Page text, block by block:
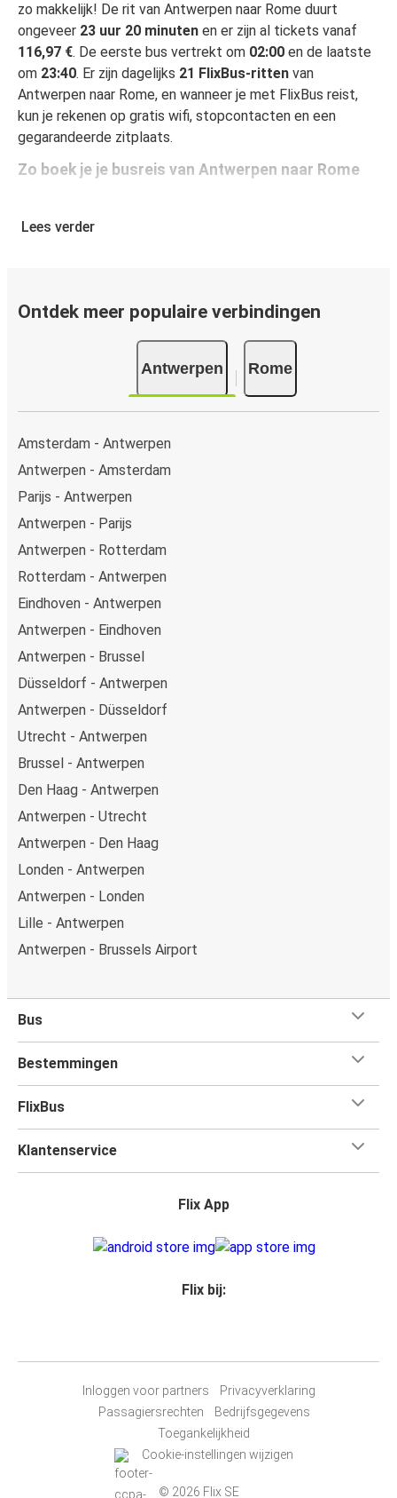
zo makkelijk! De rit van Antwerpen naar Rome duurt
ongeveer 23 uur 20 minuten en er zijn al tickets vanaf
116,97 €. De eerste bus vertrekt om 02:00 en de laatste
om 23:40. Er zijn dagelijks 21 FlixBus-ritten van
Antwerpen naar Rome, en wanneer je met FlixBus reist,
kun je rekenen op gratis wifi, stopcontacten en een
gegarandeerde zitplaats.
Zo boek je je busreis van Antwerpen naar Rome
website of in de gratis FlixBus-app. In enkele klikken is
(VISA/Mastercard/Maestro/Amex/Diners
Lees verder
Ontdek meer populaire verbindingen
Antwerpen Rome
Amsterdam - Antwerpen
Antwerpen - Amsterdam
Parijs - Antwerpen
Antwerpen - Parijs
Antwerpen - Rotterdam
Rotterdam - Antwerpen
Eindhoven - Antwerpen
Antwerpen - Eindhoven
Antwerpen - Brussel
Düsseldorf - Antwerpen
Antwerpen - Düsseldorf
Utrecht - Antwerpen
Brussel - Antwerpen
Den Haag - Antwerpen
Antwerpen - Utrecht
Antwerpen - Den Haag
Londen - Antwerpen
Antwerpen - Londen
Lille - Antwerpen
Antwerpen - Brussels Airport
Bus
Bestemmingen
FlixBus
Klantenservice
Flix App
Flix bij:
Inloggen voor partners
Privacyverklaring
Passagiersrechten
Bedrijfsgegevens
Toegankelijkheid
Cookie-instellingen wijzigen
© 2026 Flix SE